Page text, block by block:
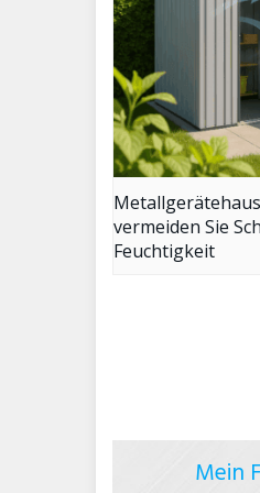
vermeiden Sie
Feuchtigkeit
Mein